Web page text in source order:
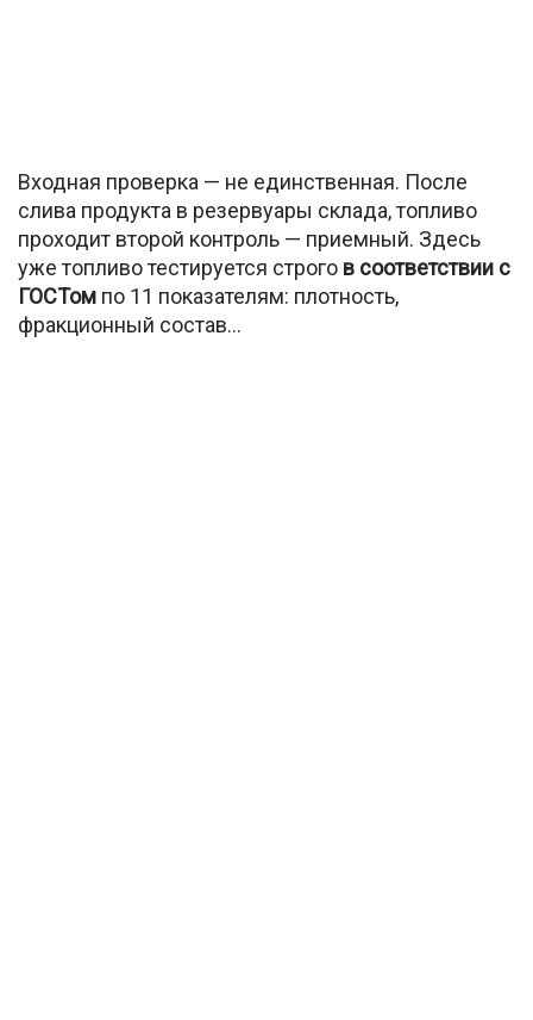
Входная проверка — не единственная. После
слива продукта в резервуары склада, топливо
проходит второй контроль — приемный. Здесь
уже топливо тестируется строго в соответствии с
ГОСТом по 11 показателям: плотность,
фракционный состав…